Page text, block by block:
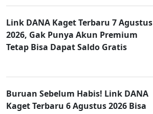
Link DANA Kaget Terbaru 7 Agustus
2026, Gak Punya Akun Premium
Tetap Bisa Dapat Saldo Gratis
Buruan Sebelum Habis! Link DANA
Kaget Terbaru 6 Agustus 2026 Bisa